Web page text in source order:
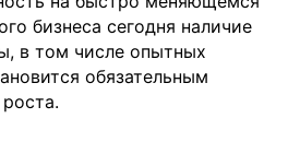
бизнеса сегодня наличие
в том числе опытных
обязательным